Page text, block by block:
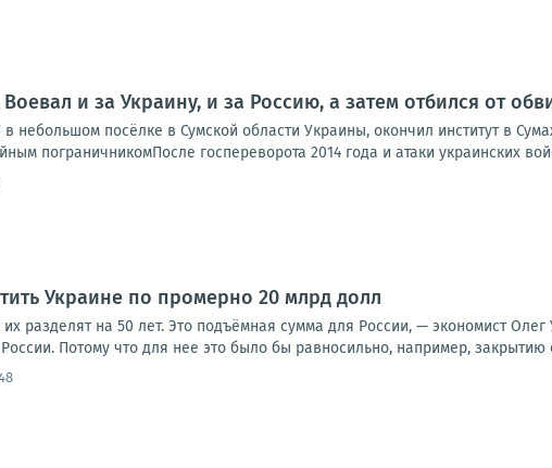
Воевал и за Украину, и за Россию, а затем отбился от
небольшом посёлке в Сумской области Украины, окончил институт в
пограничникомПосле госпереворота 2014 года и атаки украинских
Украине по промерно 20 млрд долл
разделят на 50 лет. Это подъёмная сумма для России, — экономист
России. Потому что для нее это было бы равносильно, например, закрытию